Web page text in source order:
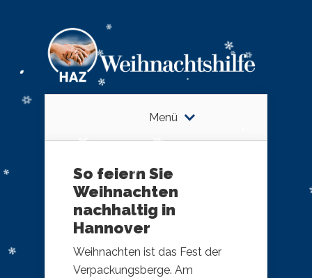
Menü
So feiern Sie
Weihnachten
nachhaltig in
Hannover
Weihnachten ist das Fest der
Verpackungsberge. Am